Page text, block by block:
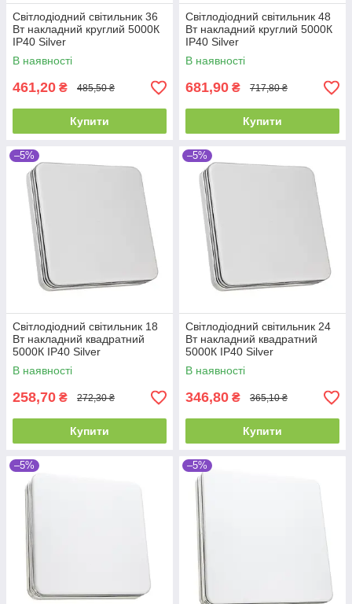
Світлодіодний світильник 36
Вт накладний круглий 5000К
IP40 Silver
В наявності
461,20 ₴ 485,50 ₴
Купити
Світлодіодний світильник 48
Вт накладний круглий 5000К
IP40 Silver
В наявності
681,90 ₴ 717,80 ₴
Купити
–5%
Світлодіодний світильник 18
Вт накладний квадратний
5000К IP40 Silver
В наявності
258,70 ₴ 272,30 ₴
Купити
–5%
Світлодіодний світильник 24
Вт накладний квадратний
5000К IP40 Silver
В наявності
346,80 ₴ 365,10 ₴
Купити
–5% –5%